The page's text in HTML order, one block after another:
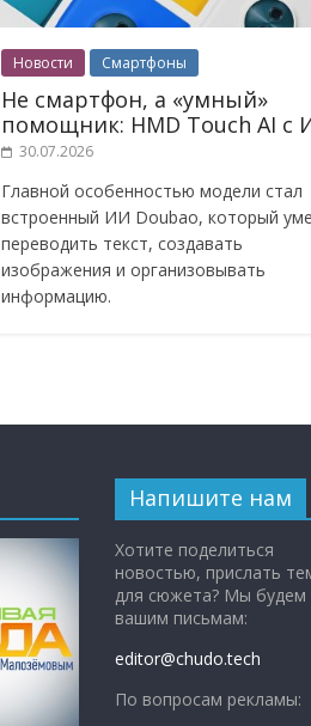
Новости Смартфоны
Не смартфон, а «умный»
помощник: HMD Touch AI с
30.07.2026
Главной особенностью модели стал
встроенный ИИ Doubao, который
переводить текст, создавать
изображения и организовывать
информацию.
Напишите нам
Хотите поделиться
новостью, прислать
для сюжета? Мы будем
вашим письмам:
editor@chudo.tech
По вопросам рекламы: